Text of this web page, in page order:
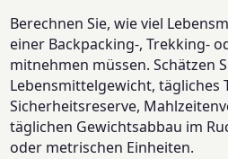
Berechnen Sie, wie viel
einer Backpacking-, Trekking-
mitnehmen müssen. Schätzen
Lebensmittelgewicht, tägliches
Sicherheitsreserve,
täglichen Gewichtsabbau im
oder metrischen Einheiten.